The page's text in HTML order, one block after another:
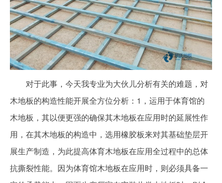
对于此事，今天我专业为大伙儿分析有关的难题，对
木地板的构造性能开展全方位分析：1，运用于体育馆的
木地板，其以便更强的确保其木地板在应用时的延展性作
用，在其木地板的构造中，选用橡胶板来对其基础垫层开
展生产制造，为此提高体育木地板在应用全过程中的总体
抗撕裂性能。因为体育馆木地板在应用时，则必须具备一